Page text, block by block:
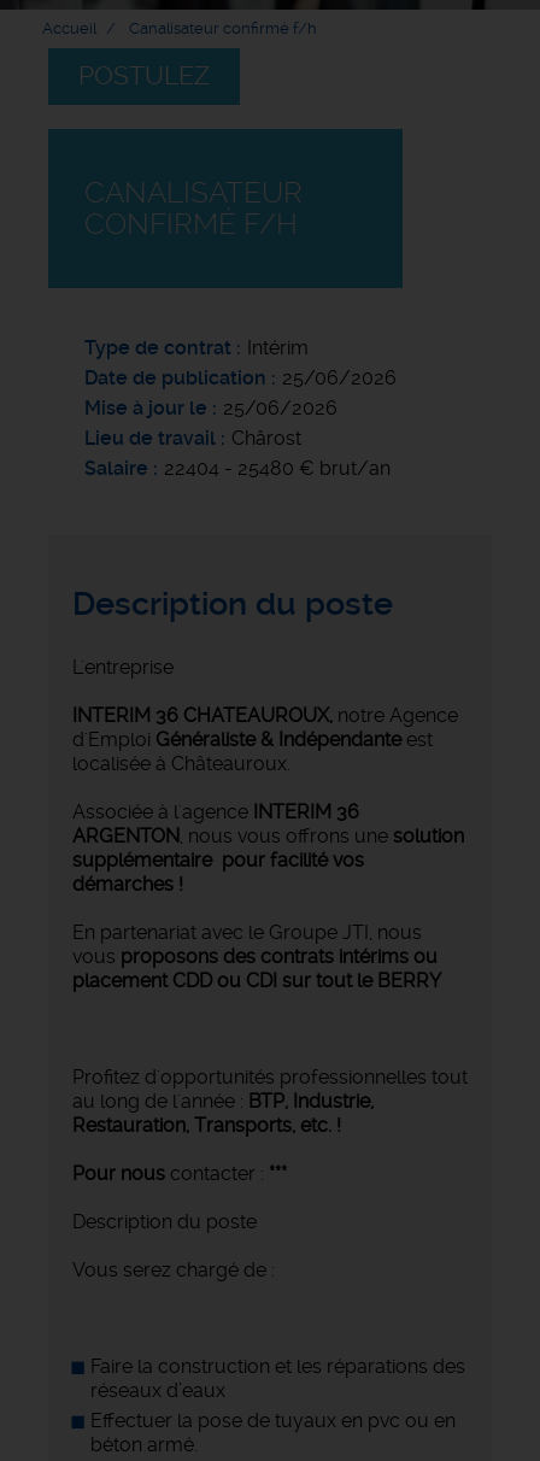
Accueil Canalisateur confirmé f/h
POSTULEZ
CANALISATEUR
CONFIRMÉ F/H
Type de contrat
Intérim
Date de publication
25/06/2026
Mise à jour le
25/06/2026
Lieu de travail
Chârost
Salaire
22404 - 25480 € brut/an
Description du poste
L'entreprise
INTERIM 36 CHATEAUROUX, notre Agence
d'Emploi Généraliste & Indépendante est
localisée à Châteauroux.
Associée à l'agence INTERIM 36
ARGENTON, nous vous offrons une solution
supplémentaire pour facilité vos
démarches !
En partenariat avec le Groupe JTI, nous
vous proposons des contrats intérims ou
placement CDD ou CDI sur tout le BERRY
Profitez d'opportunités professionnelles tout
au long de l'année : BTP, Industrie,
Restauration, Transports, etc. !
Pour nous contacter : ***
Description du poste
Vous serez chargé de :
Faire la construction et les réparations des
réseaux d’eaux
Effectuer la pose de tuyaux en pvc ou en
béton armé.